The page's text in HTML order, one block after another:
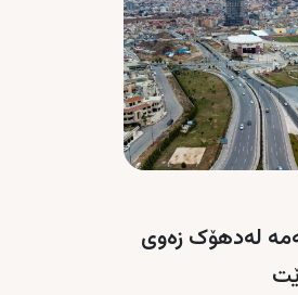
لەدهۆک زەوی